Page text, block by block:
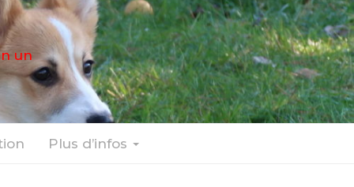
un
Plus d’infos